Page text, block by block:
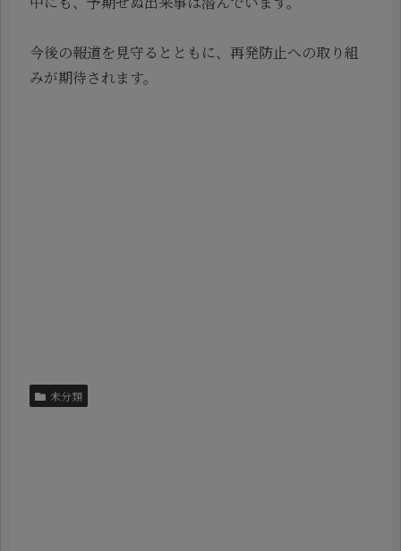
今後の報道を見守るとともに、再発防止への取り組
みが期待されます。
未分類